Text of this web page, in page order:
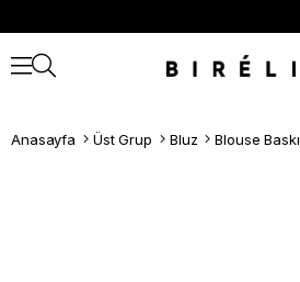
Anasayfa Üst Grup Bluz Blouse Baskı